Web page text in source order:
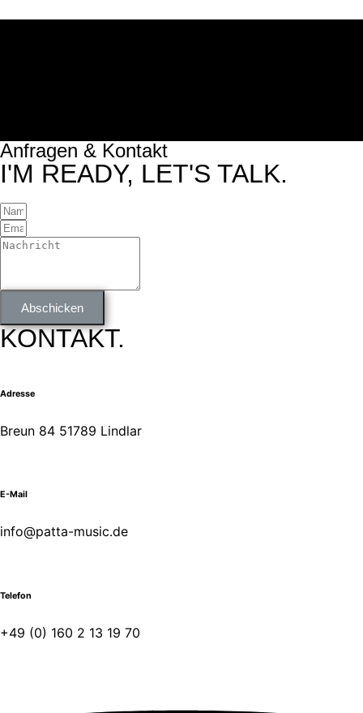
Anfragen & Kontakt
I'M READY, LET'S TALK.
Abschicken
KONTAKT.
Adresse
Breun 84 51789 Lindlar
E-Mail
info@patta-music.de
Telefon
+49 (0) 160 2 13 19 70